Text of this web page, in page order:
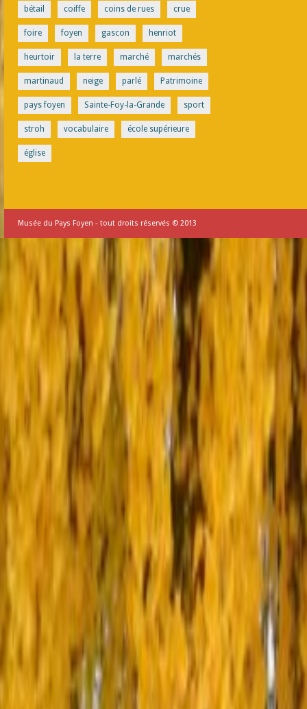
bétail coiffe coins de rues crue
foire foyen gascon henriot
heurtoir la terre marché marchés
martinaud neige parlé Patrimoine
pays foyen Sainte-Foy-la-Grande sport
stroh vocabulaire école supérieure
église
Musée du Pays Foyen - tout droits réservés © 2013